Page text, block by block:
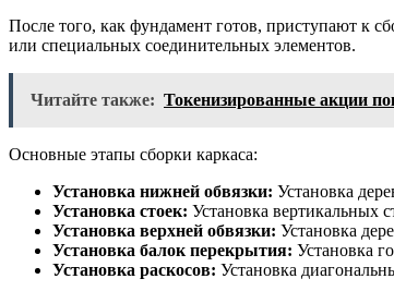
После того, как фундамент готов, приступают к
или специальных соединительных элементов.
Читайте также: Токенизированные акции
Основные этапы сборки каркаса:
Установка нижней обвязки: Установка
Установка стоек: Установка вертикальных
Установка верхней обвязки: Установка
Установка балок перекрытия: Установка
Установка раскосов: Установка